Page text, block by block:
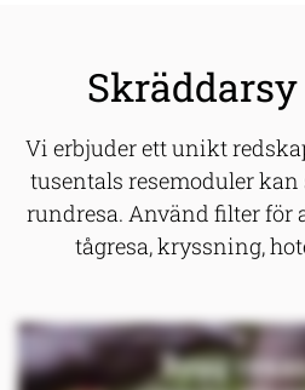
Vi erbjuder ett unikt
tusentals resemoduler
rundresa. Använd filter för
tågresa, kryssning,